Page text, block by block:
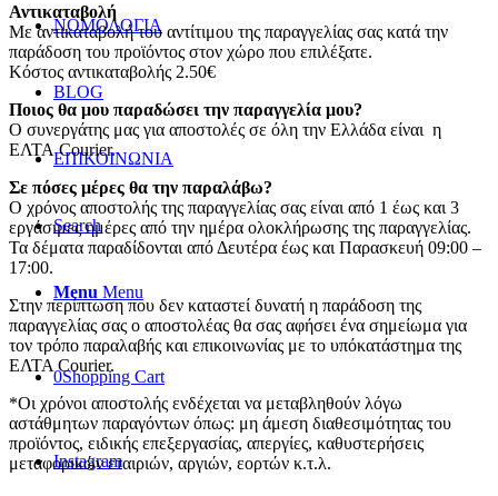
ΝΟΜΟΛΟΓΙΑ
BLOG
ΕΠΙΚΟΙΝΩΝΙΑ
Search
Menu Menu
0Shopping Cart
Instagram
Αντικαταβολή
Με αντικαταβολή του αντίτιμου της παραγγελίας σας κατά την
παράδοση του προϊόντος στον χώρο που επιλέξατε.
Κόστος αντικαταβολής 2.50€
Ποιος θα μου παραδώσει την παραγγελία μου?
Ο συνεργάτης μας για αποστολές σε όλη την Ελλάδα είναι η
ΕΛΤΑ Courier.
Σε πόσες μέρες θα την παραλάβω?
Ο χρόνος αποστολής της παραγγελίας σας είναι από 1 έως και 3
εργάσιμες ημέρες από την ημέρα ολοκλήρωσης της παραγγελίας.
Τα δέματα παραδίδονται από Δευτέρα έως και Παρασκευή 09:00 –
17:00.
Στην περίπτωση που δεν καταστεί δυνατή η παράδοση της
παραγγελίας σας ο αποστολέας θα σας αφήσει ένα σημείωμα για
τον τρόπο παραλαβής και επικοινωνίας με το υπόκατάστημα της
ΕΛΤΑ Courier.
*Οι χρόνοι αποστολής ενδέχεται να μεταβληθούν λόγω
αστάθμητων παραγόντων όπως: μη άμεση διαθεσιμότητας του
προϊόντος, ειδικής επεξεργασίας, απεργίες, καθυστερήσεις
μεταφορικών εταιριών, αργιών, εορτών κ.τ.λ.